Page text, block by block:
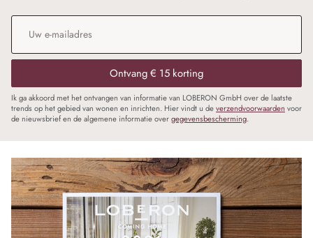
E-mailadres
Ontvang € 15 korting
Ik ga akkoord met het ontvangen van informatie van LOBERON GmbH over de laatste
trends op het gebied van wonen en inrichten. Hier vindt u deverzendvoorwaarden voor
de nieuwsbrief en de algemene informatie overgegevensbescherming.